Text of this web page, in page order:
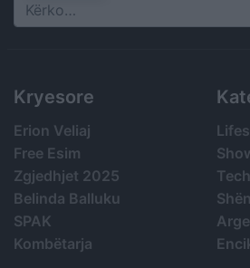
Search
Kryesore
Erion Veliaj
Free Esim
Zgjedhjet 2025
Belinda Balluku
SPAK
Kombëtarja
Tech